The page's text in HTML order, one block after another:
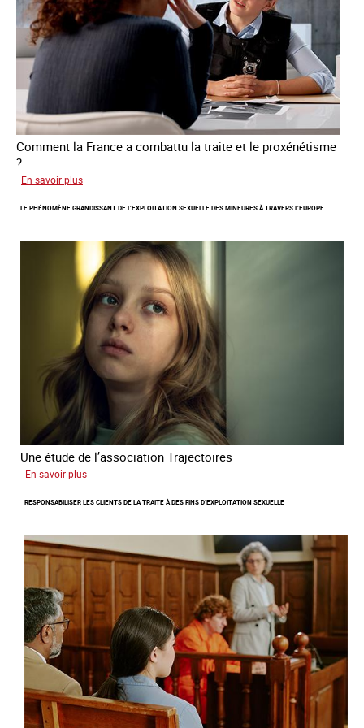
traite
Comment la France a combattu la traite et le proxénétisme
?
En savoir plus
regard
l'OCRTEH
l'exploitation
sexuelle
en
France
2025
LE PHÉNOMÈNE GRANDISSANT DE L’EXPLOITATION SEXUELLE DES MINEURES À TRAVERS L’EUROPE
Une étude de l’association Trajectoires
En savoir plus
phénomène
de
l’exploitation
mineures
à
travers
l’Europe
RESPONSABILISER LES CLIENTS DE LA TRAITE À DES FINS D’EXPLOITATION SEXUELLE